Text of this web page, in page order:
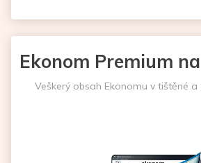
Ekonom Premium
Veškerý obsah Ekonomu v tištěné